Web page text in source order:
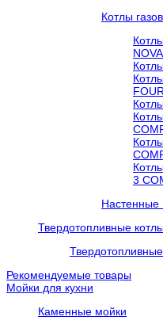
Котлы
NOVA
FOUR
3
Настенные
Твердотопливные
Рекомендуемые товары
Мойки для кухни
Каменные мойки